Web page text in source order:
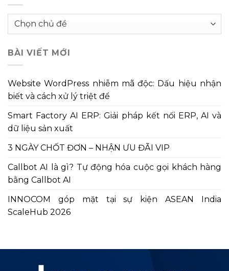
Chuyên
viết
BÀI VIẾT MỚI
Website WordPress nhiễm mã độc: Dấu hiệu nhận
biết và cách xử lý triệt để
Smart Factory AI ERP: Giải pháp kết nối ERP, AI và
dữ liệu sản xuất
3 NGÀY CHỐT ĐƠN – NHẬN ƯU ĐÃI VIP
Callbot AI là gì? Tự động hóa cuộc gọi khách hàng
bằng Callbot AI
INNOCOM góp mặt tại sự kiện ASEAN India
ScaleHub 2026